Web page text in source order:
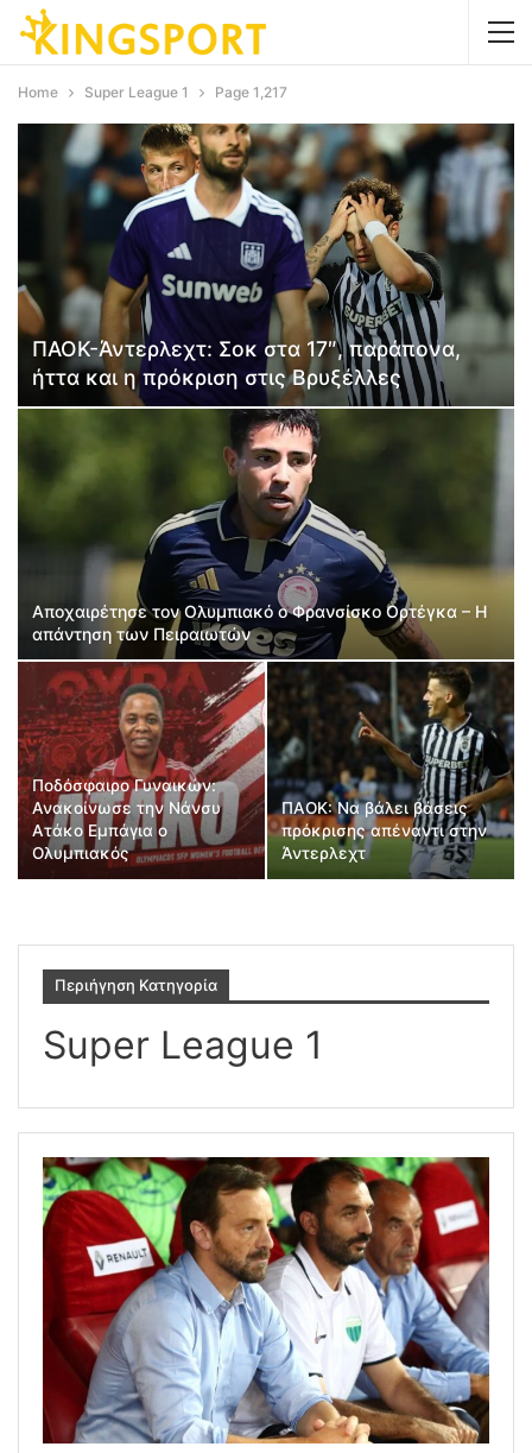
Home Super League 1 Page 1,217
ΠΑΟΚ-Άντερλεχτ: Σοκ στα 17″, παράπονα,
ήττα και η πρόκριση στις Βρυξέλλες
Αποχαιρέτησε τον Ολυμπιακό ο Φρανσίσκο Ορτέγκα – Η
απάντηση των Πειραιωτών
Ποδόσφαιρο Γυναικών:
Ανακοίνωσε την Νάνσυ
Ατάκο Εμπάγια ο
Ολυμπιακός
ΠΑΟΚ: Να βάλει βάσεις
πρόκρισης απέναντι στην
Άντερλεχτ
Περιήγηση Κατηγορία
Super League 1